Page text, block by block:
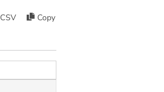
CSV Copy